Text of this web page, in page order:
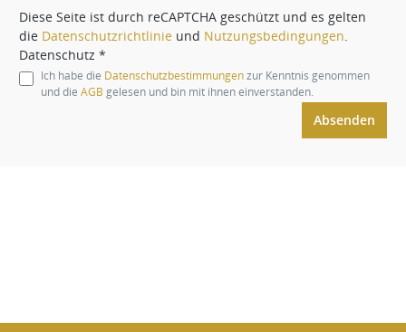
Diese Seite ist durch reCAPTCHA geschützt und es gelten
die Datenschutzrichtlinie und Nutzungsbedingungen
Datenschutz *
Ich habe die Datenschutzbestimmungenzur Kenntnis genommen
und die AGB gelesen und bin mit ihnen einverstanden.
Absenden